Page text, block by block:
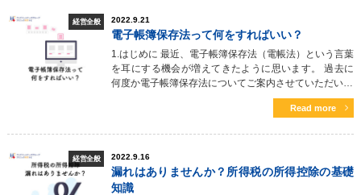
経営全般 2022.9.21
電子帳簿保存法って何をすればいい？
1.はじめに 最近、電子帳簿保存法（電帳法）という言葉
を耳にする機会が増えてきたように思います。 過去に
何度か電子帳簿保存法についてご案内させていただい…
Read more
経営全般 2022.9.16
漏れはありませんか？所得税の所得控除の基礎
知識